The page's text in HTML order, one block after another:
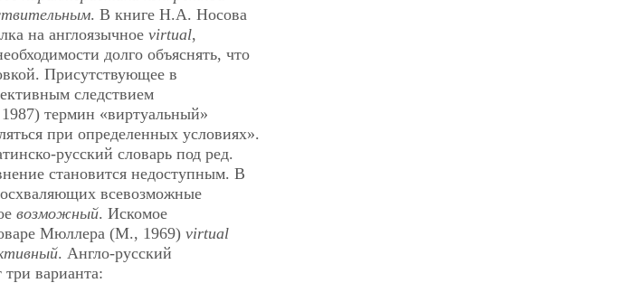
. В книге Н.А. Носова
на англоязычное virtual,
долго объяснять, что
Присутствующее в
следствием
термин «виртуальный»
при определенных условиях».
русский словарь под ред.
становится недоступным. В
всевозможные
возможный. Искомое
Мюллера (М., 1969) virtual
. Англо-русский
варианта: